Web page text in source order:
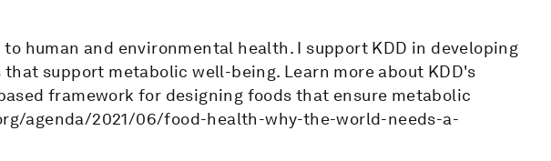
human and environmental health. I support KDD in developing
support metabolic well-being. Learn more about KDD's
framework for designing foods that ensure metabolic
agenda/2021/06/food-health-why-the-world-needs-a-